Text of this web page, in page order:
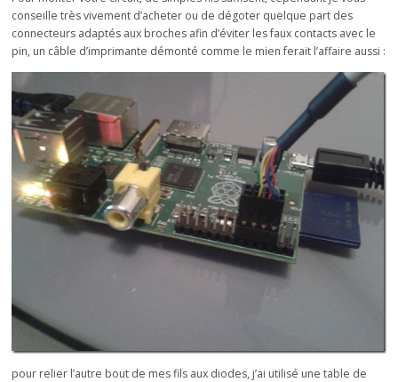
conseille très vivement d’acheter ou de dégoter quelque part des
connecteurs adaptés aux broches afin d’éviter les faux contacts avec le
pin, un câble d’imprimante démonté comme le mien ferait l’affaire aussi :
pour relier l’autre bout de mes fils aux diodes, j’ai utilisé une table de